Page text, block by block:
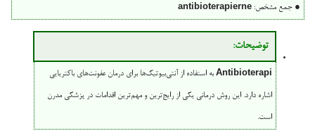
● جمع مشخص: antibioterapierne
توضیحات:
Antibioterapi به استفاده از آنتی‌بیوتیک‌ها برای درمان عفونت‌های باکتریایی
اشاره دارد. این روش درمانی یکی از رایج‌ترین و مهم‌ترین اقدامات در پزشکی مدرن
است.